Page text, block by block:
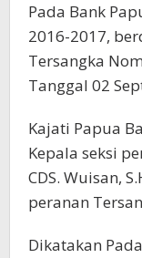
Pada Bank
2016-2017,
Tersangka
Tanggal 02
Kajati Papua
Kepala seksi
CDS. Wuisan,
peranan
Dikatakan